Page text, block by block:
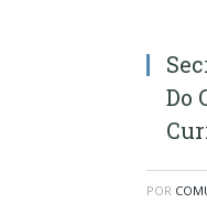
Do
POR